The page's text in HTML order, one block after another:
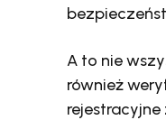
A to nie
również